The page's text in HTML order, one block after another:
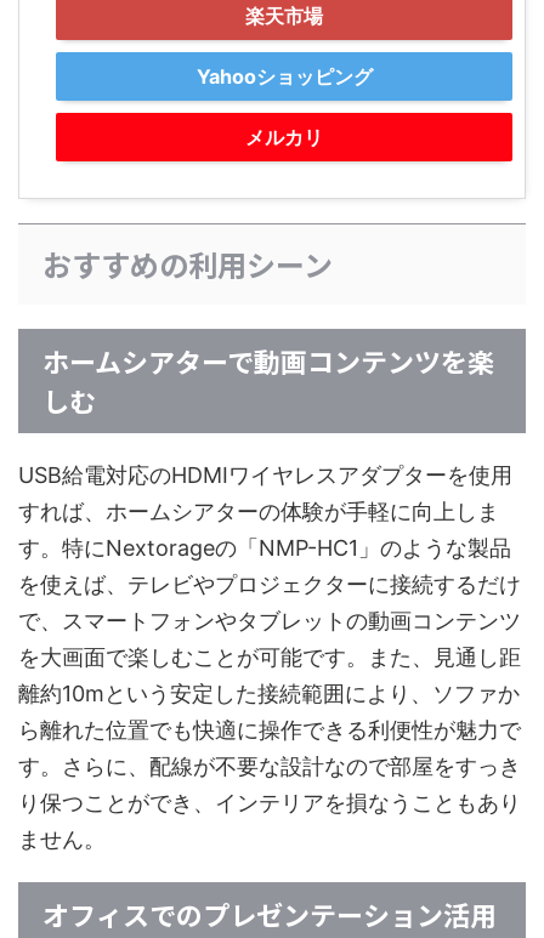
楽天市場
Yahooショッピング
メルカリ
おすすめの利用シーン
ホームシアターで動画コンテンツを楽
しむ
USB給電対応のHDMIワイヤレスアダプターを使用
すれば、ホームシアターの体験が手軽に向上しま
す。特にNextorageの「NMP-HC1」のような製品
を使えば、テレビやプロジェクターに接続するだけ
で、スマートフォンやタブレットの動画コンテンツ
を大画面で楽しむことが可能です。また、見通し距
離約10mという安定した接続範囲により、ソファか
ら離れた位置でも快適に操作できる利便性が魅力で
す。さらに、配線が不要な設計なので部屋をすっき
り保つことができ、インテリアを損なうこともあり
ません。
オフィスでのプレゼンテーション活用